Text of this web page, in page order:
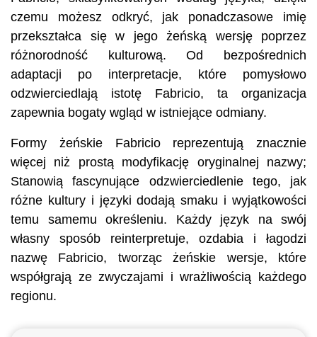
czemu możesz odkryć, jak ponadczasowe imię
przekształca się w jego żeńską wersję poprzez
różnorodność kulturową. Od bezpośrednich
adaptacji po interpretacje, które pomysłowo
odzwierciedlają istotę Fabricio, ta organizacja
zapewnia bogaty wgląd w istniejące odmiany.
Formy żeńskie Fabricio reprezentują znacznie
więcej niż prostą modyfikację oryginalnej nazwy;
Stanowią fascynujące odzwierciedlenie tego, jak
różne kultury i języki dodają smaku i wyjątkowości
temu samemu określeniu. Każdy język na swój
własny sposób reinterpretuje, ozdabia i łagodzi
nazwę Fabricio, tworząc żeńskie wersje, które
współgrają ze zwyczajami i wrażliwością każdego
regionu.